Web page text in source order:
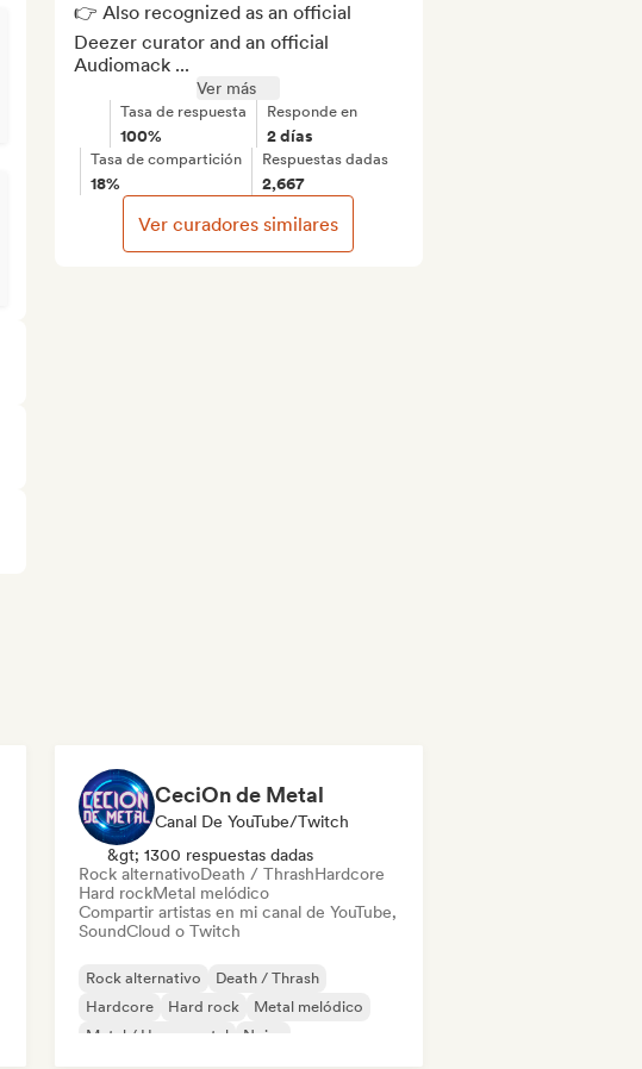
👉 Also recognized as an official
Deezer curator and an official
Audiomack ...
Ver más
Tasa de respuesta
100%
Responde en
2 días
Tasa de compartición
18%
Respuestas dadas
2,667
Ver curadores similares
CeciOn de Metal
Canal De YouTube/Twitch
&gt; 1300 respuestas dadas
Rock alternativoDeath / ThrashHardcore
Hard rockMetal melódico
Compartir artistas en mi canal de YouTube,
SoundCloud o Twitch
Rock alternativo
Death / Thrash
Hardcore
Hard rock
Metal melódico
Metal / Heavy metal
Noise